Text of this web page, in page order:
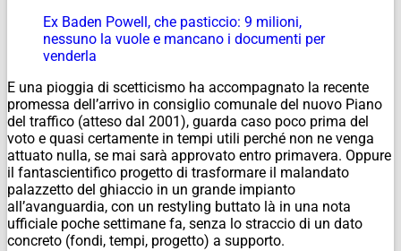
Ex Baden Powell, che pasticcio: 9 milioni,
nessuno la vuole e mancano i documenti per
venderla
E una pioggia di scetticismo ha accompagnato la recente
promessa dell’arrivo in consiglio comunale del nuovo Piano
del traffico (atteso dal 2001), guarda caso poco prima del
voto e quasi certamente in tempi utili perché non ne venga
attuato nulla, se mai sarà approvato entro primavera. Oppure
il fantascientifico progetto di trasformare il malandato
palazzetto del ghiaccio in un grande impianto
all’avanguardia, con un restyling buttato là in una nota
ufficiale poche settimane fa, senza lo straccio di un dato
concreto (fondi, tempi, progetto) a supporto.